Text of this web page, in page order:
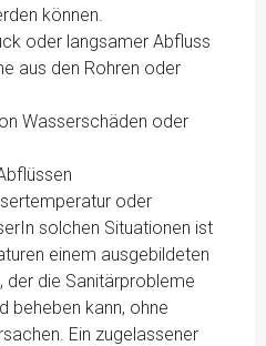
können.
oder langsamer Abfluss
aus den Rohren oder
Wasserschäden oder
oder
solchen Situationen ist
einem ausgebildeten
der die Sanitärprobleme
beheben kann, ohne
Ein zugelassener